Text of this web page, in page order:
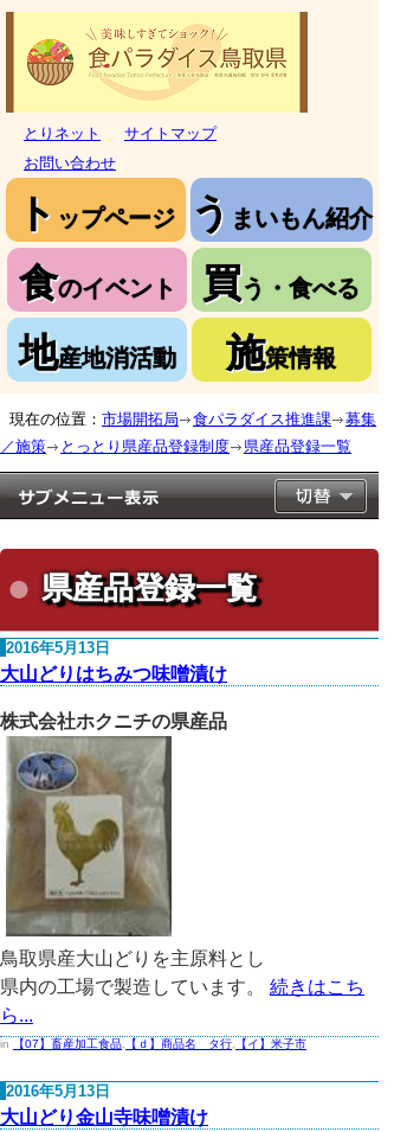
とりネット
サイトマップ
お問い合わせ
ト ップページ う まいもん紹介
食のイベント 買う・食べる
地産地消活動 施策情報
現在の位置： 市場開拓局 食パラダイス推進課
募集
／施策
とっとり県産品登録制度 県産品登録一覧
県産品登録一覧
2016年5月13日
大山どりはちみつ味噌漬け
株式会社ホクニチの県産品
鳥取県産大山どりを主原料とし
県内の工場で製造しています。 続きはこち
ら...
in 【07】畜産加工食品 【ｄ】商品名 タ行 【イ】米子市
2016年5月13日
大山どり金山寺味噌漬け